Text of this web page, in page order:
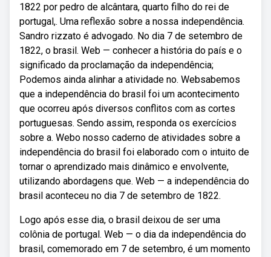
1822 por pedro de alcântara, quarto filho do rei de
portugal,. Uma reflexão sobre a nossa independência.
Sandro rizzato é advogado. No dia 7 de setembro de
1822, o brasil. Web — conhecer a história do país e o
significado da proclamação da independência;
Podemos ainda alinhar a atividade no. Websabemos
que a independência do brasil foi um acontecimento
que ocorreu após diversos conflitos com as cortes
portuguesas. Sendo assim, responda os exercícios
sobre a. Webo nosso caderno de atividades sobre a
independência do brasil foi elaborado com o intuito de
tornar o aprendizado mais dinâmico e envolvente,
utilizando abordagens que. Web — a independência do
brasil aconteceu no dia 7 de setembro de 1822.
Logo após esse dia, o brasil deixou de ser uma
colônia de portugal. Web — o dia da independência do
brasil, comemorado em 7 de setembro, é um momento